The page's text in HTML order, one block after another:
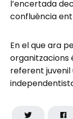
l’encertada
confluència
En el que ara
organitzacions
referent juvenil